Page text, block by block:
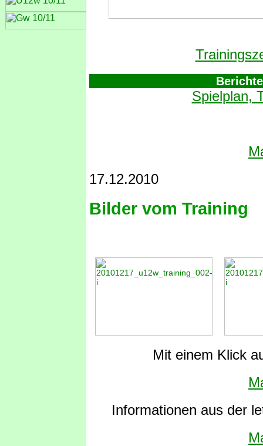
Spielplan,
17.12.2010
Bilder vom Training
Mit einem Klick
Informationen aus der